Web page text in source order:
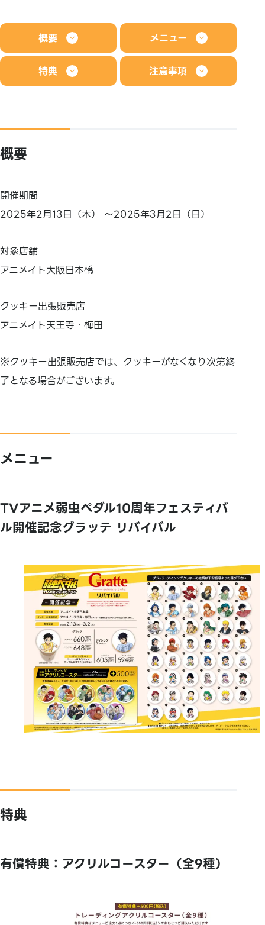
概要 メニュー
特典 注意事項
概要
開催期間
2025年2月13日（木） ～2025年3月2日（日）
対象店舗
アニメイト大阪日本橋
クッキー出張販売店
アニメイト天王寺・梅田
※クッキー出張販売店では、クッキーがなくなり次第終
了となる場合がございます。
メニュー
TVアニメ弱虫ペダル10周年フェスティバ
ル開催記念グラッテ リバイバル
特典
有償特典：アクリルコースター（全9種）